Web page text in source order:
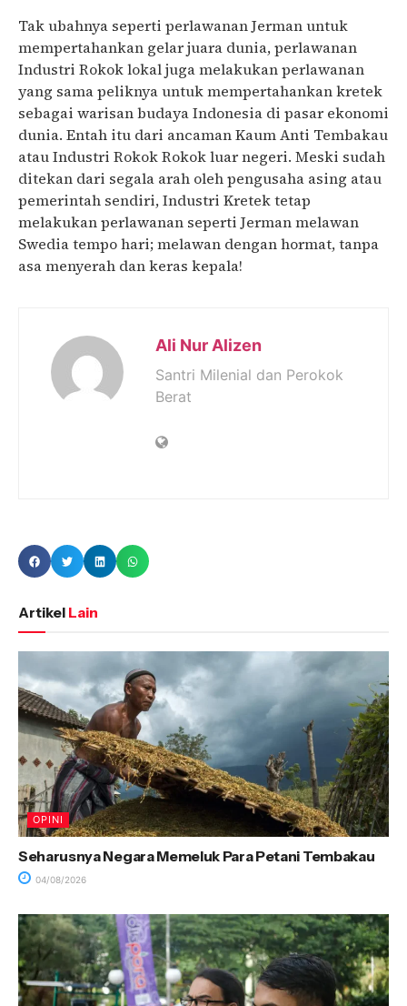
Tak ubahnya seperti perlawanan Jerman untuk
mempertahankan gelar juara dunia, perlawanan
Industri Rokok lokal juga melakukan perlawanan
yang sama peliknya untuk mempertahankan kretek
sebagai warisan budaya Indonesia di pasar ekonomi
dunia. Entah itu dari ancaman Kaum Anti Tembakau
atau Industri Rokok Rokok luar negeri. Meski sudah
ditekan dari segala arah oleh pengusaha asing atau
pemerintah sendiri, Industri Kretek tetap
melakukan perlawanan seperti Jerman melawan
Swedia tempo hari; melawan dengan hormat, tanpa
asa menyerah dan keras kepala!
Ali Nur Alizen
Santri Milenial dan Perokok
Berat
Artikel Lain
OPINI
Seharusnya Negara Memeluk Para Petani Tembakau
04/08/2026